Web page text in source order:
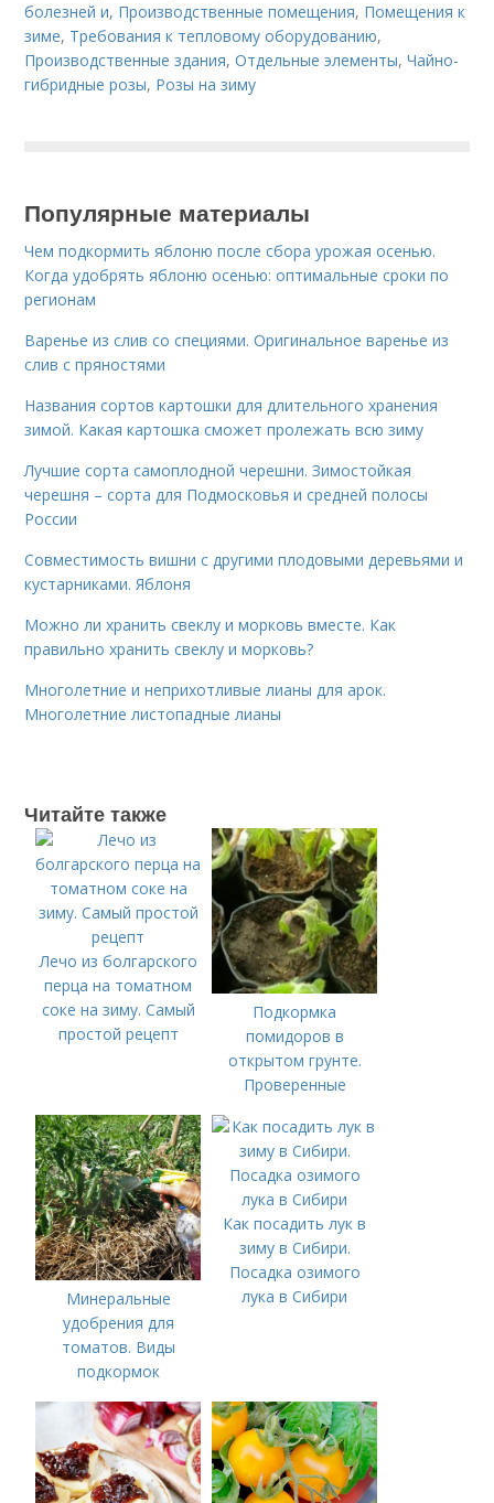
болезней и, Производственные помещения, Помещения к
зиме, Требования к тепловому оборудованию,
Производственные здания,Отдельные элементы,Чайно-
гибридные розы, Розы на зиму
Популярные материалы
Чем подкормить яблоню после сбора урожая осенью.
Когда удобрять яблоню осенью: оптимальные сроки по
регионам
Варенье из слив со специями. Оригинальное варенье из
слив с пряностями
Названия сортов картошки для длительного хранения
зимой. Какая картошка сможет пролежать всю зиму
Лучшие сорта самоплодной черешни. Зимостойкая
черешня – сорта для Подмосковья и средней полосы
России
Совместимость вишни с другими плодовыми деревьями и
кустарниками. Яблоня
Можно ли хранить свеклу и морковь вместе. Как
правильно хранить свеклу и морковь?
Многолетние и неприхотливые лианы для арок.
Многолетние листопадные лианы
Читайте также
Лечо из болгарского
перца на томатном
соке на зиму. Самый
простой рецепт
Подкормка
помидоров в
открытом грунте.
Проверенные
минеральные
удобрения
Минеральные
удобрения для
томатов. Виды
подкормок
Как посадить лук в
зиму в Сибири.
Посадка озимого
лука в Сибири